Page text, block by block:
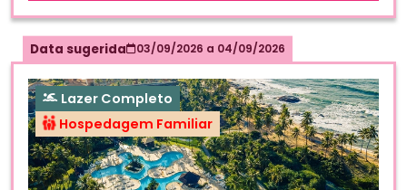
Data sugerida 03/09/2026 a 04/09/2026
Lazer Completo
Hospedagem Familiar